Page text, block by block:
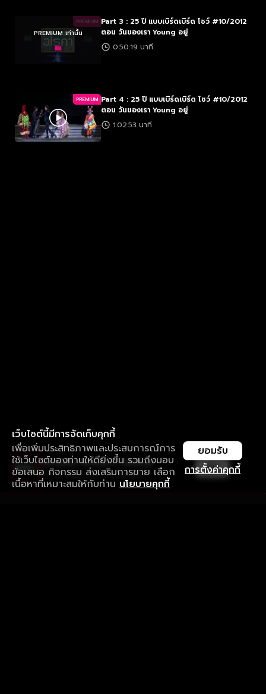
PREMIUM
PREMIUM เท่านั้น
Part 3 : 25 ปี แบบเบิร์ดเบิร์ด โชว์ #10/2012
ตอน วันของเรา Young อยู่
0:50:19 นาที
PREMIUM Part 4 : 25 ปี แบบเบิร์ดเบิร์ด โชว์ #10/2012
ตอน วันของเรา Young อยู่
1:02:53 นาที
เว็บไซต์นี้มีการจัดเก็บคุกกี้
เพื่อเพิ่มประสิทธิภาพและประสบการณ์การ
ใช้เว็บไซต์ของท่านให้ดียิ่งขึ้น รวมถึงมอบ
ข้อเสนอ กิจกรรม ส่งเสริมการขาย เลือก
เนื้อหาที่เหมาะสมให้กับท่าน นโยบายคุกกี้
การตั้งค่าคุกกี้
ยอมรับ
ใช้งานแอป ลื่นไหลกว่า ไม่มีสะดุด
ดาวน์โหลดแอปเพื่อการรับชมที่ดีกว่า เปิด